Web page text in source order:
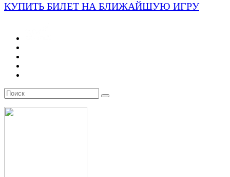
КУПИТЬ БИЛЕТ НА БЛИЖАЙШУЮ ИГРУ